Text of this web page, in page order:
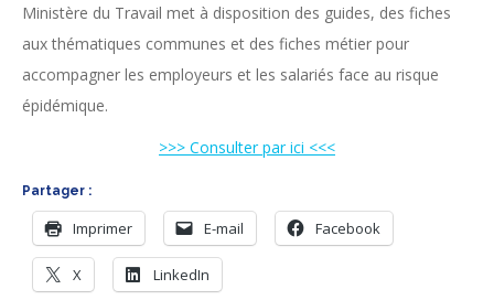
Ministère du Travail met à disposition des guides, des fiches
aux thématiques communes et des fiches métier pour
accompagner les employeurs et les salariés face au risque
épidémique.
>>> Consulter par ici <<<
Partager :
Imprimer E-mail Facebook
X LinkedIn